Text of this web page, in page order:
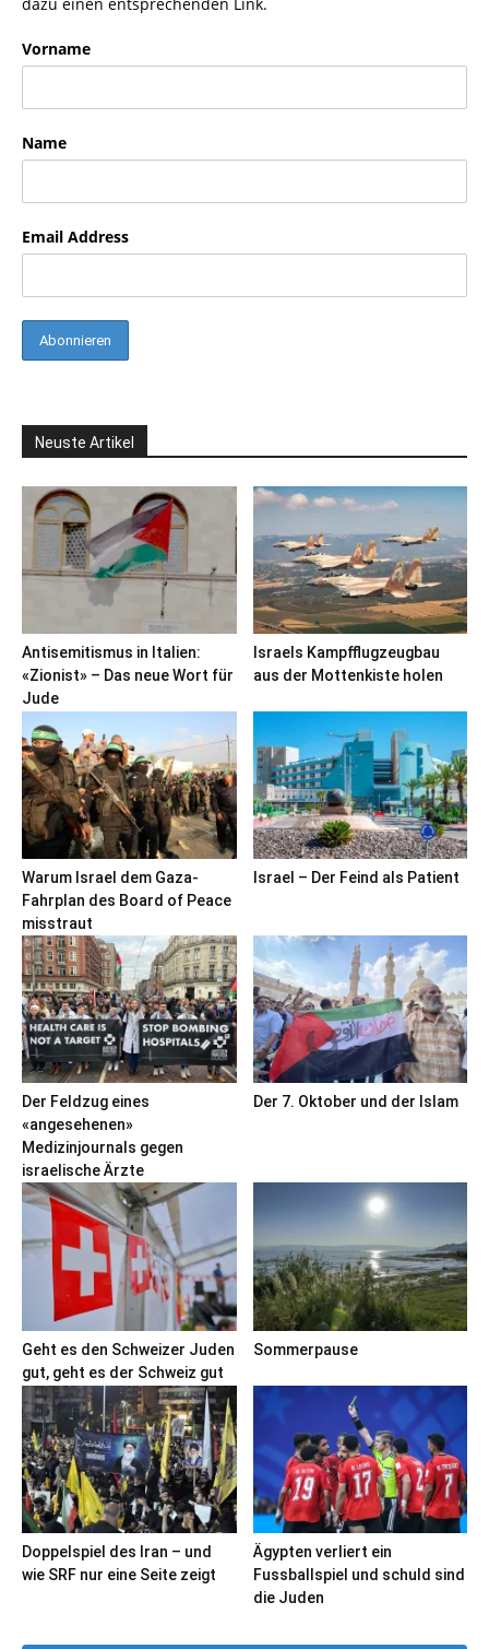
Vorname
Name
Email Address
Neuste Artikel
Antisemitismus in Italien:
«Zionist» – Das neue Wort für
Jude
Israels Kampfflugzeugbau
aus der Mottenkiste holen
Warum Israel dem Gaza-
Fahrplan des Board of Peace
misstraut
Israel – Der Feind als Patient
Der Feldzug eines
«angesehenen»
Medizinjournals gegen
israelische Ärzte
Der 7. Oktober und der Islam
Geht es den Schweizer Juden
gut, geht es der Schweiz gut
Sommerpause
Doppelspiel des Iran – und
wie SRF nur eine Seite zeigt
Ägypten verliert ein
Fussballspiel und schuld sind
die Juden